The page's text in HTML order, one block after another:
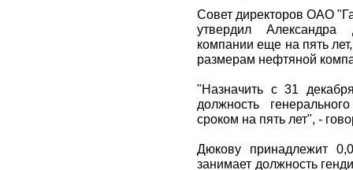
Совет директоров ОАО
утвердил Александра
компании еще на пять
размерам нефтяной
"Назначить с 31
должность
сроком на пять лет", -
Дюкову принадлежит
занимает должность